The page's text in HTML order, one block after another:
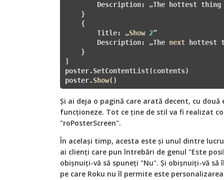
Description: „The hottest
    }
    {
        Title: „
Show 2”
        Description: „The
next hottest
    }
]
poster.SetContentList(contents)
poster.Show()
Și ai deja o pagină care arată decent, cu două
funcționeze. Tot ce ține de stil va fi realizat
"roPosterScreen".
În același timp, acesta este și unul dintre
ai clienți care pun întrebări de genul "Este
obișnuiți-vă să spuneți "Nu". Și obișnuiți-vă să
pe care Roku nu îl permite este